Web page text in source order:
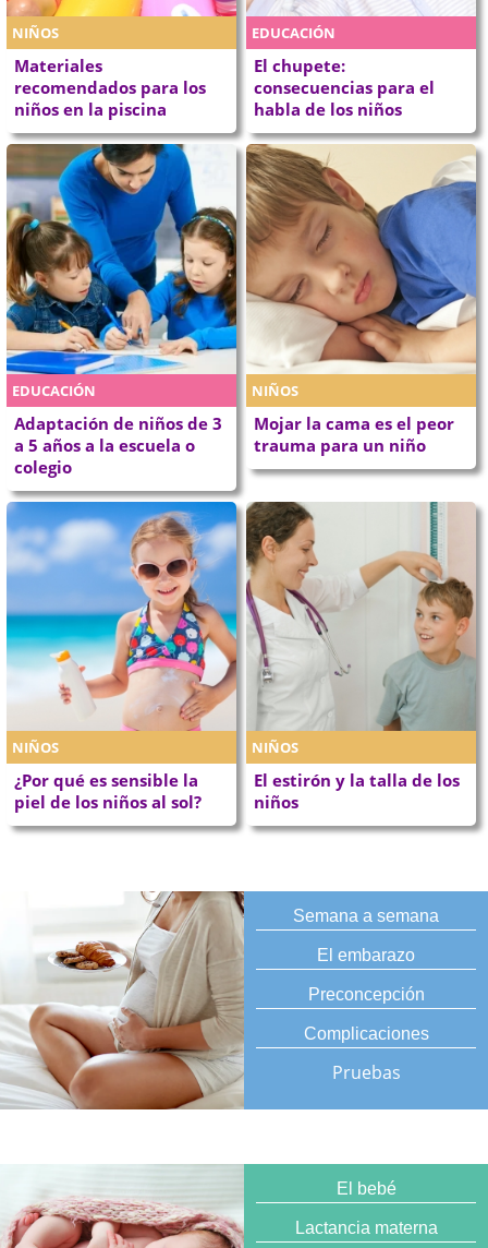
NIÑOS
Materiales
recomendados para los
niños en la piscina
EDUCACIÓN
El chupete:
consecuencias para el
habla de los niños
EDUCACIÓN
Adaptación de niños de 3
a 5 años a la escuela o
colegio
NIÑOS
Mojar la cama es el peor
trauma para un niño
NIÑOS
¿Por qué es sensible la
piel de los niños al sol?
NIÑOS
El estirón y la talla de los
niños
Semana a semana
El embarazo
Preconcepción
Complicaciones
Pruebas
El bebé
Lactancia materna